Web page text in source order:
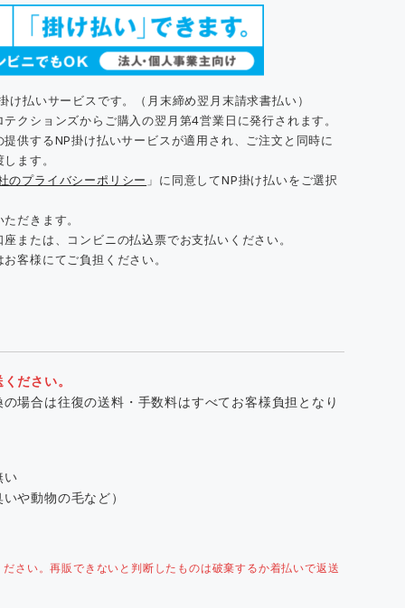
け払いサービスです。（月末締め翌月末請求書払い）
クションズからご購入の翌月第4営業日に発行されます。
供するNP掛け払いサービスが適用され、ご注文と同時に
ます。
のプライバシーポリシー 」に同意してNP掛け払いをご選択
だきます。
または、コンビニの払込票でお支払いください。
客様にてご負担ください。
ださい。
場合は往復の送料・手数料はすべてお客様負担となり
い
や動物の毛など）
さい。再販できないと判断したものは破棄するか着払いで返送